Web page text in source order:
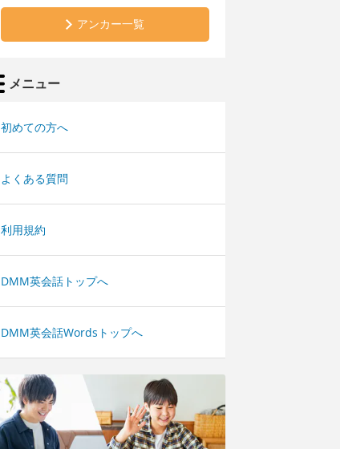
アンカー一覧
メニュー
初めての方へ
よくある質問
利用規約
DMM英会話トップへ
DMM英会話Wordsトップへ